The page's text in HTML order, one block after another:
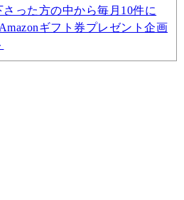
さった方の中から毎月10件に
ギフト券プレゼント企画